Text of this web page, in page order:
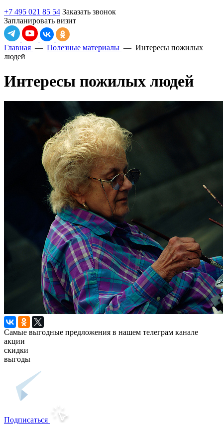
+7 495 021 85 54 Заказать звонок
Запланировать визит
Главная — Полезные материалы — Интересы пожилых
людей
Интересы пожилых людей
Самые выгодные предложения в нашем телеграм канале
акции
скидки
выгоды
Подписаться